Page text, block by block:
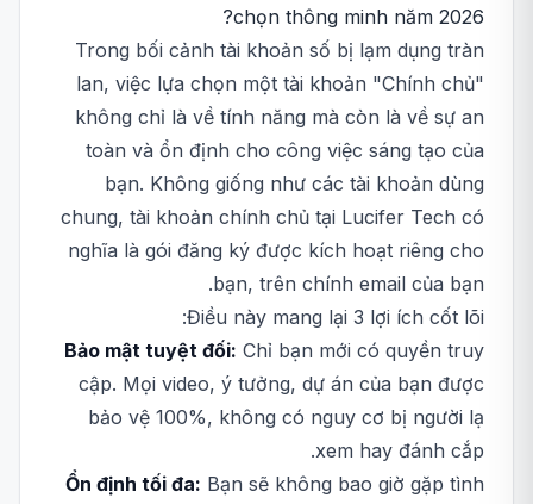
chọn thông minh năm 2026?
Trong bối cảnh tài khoản số bị lạm dụng tràn
lan, việc lựa chọn một tài khoản "Chính chủ"
không chỉ là về tính năng mà còn là về sự an
toàn và ổn định cho công việc sáng tạo của
bạn. Không giống như các tài khoản dùng
chung, tài khoản chính chủ tại Lucifer Tech có
nghĩa là gói đăng ký được kích hoạt riêng cho
bạn, trên chính email của bạn.
Điều này mang lại 3 lợi ích cốt lõi:
Bảo mật tuyệt đối: Chỉ bạn mới có quyền truy
cập. Mọi video, ý tưởng, dự án của bạn được
bảo vệ 100%, không có nguy cơ bị người lạ
xem hay đánh cắp.
Ổn định tối đa: Bạn sẽ không bao giờ gặp tình